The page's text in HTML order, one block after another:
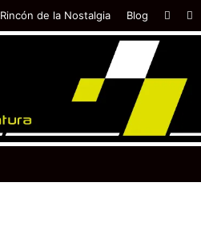
Rincón de la Nostalgia Blog